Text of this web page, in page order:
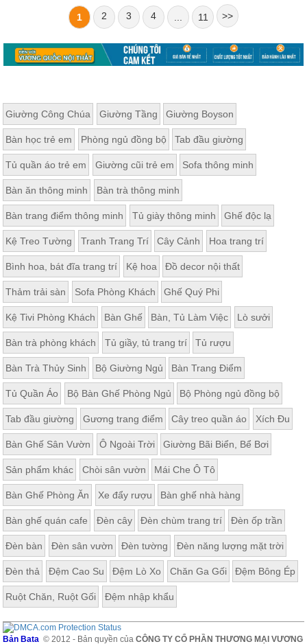
1 2 3 4 11 >>
Giường Công Chúa Giường Tầng Giường Boyson
Bàn học trẻ em Phòng ngủ đồng bộ Tab đầu giường
Tủ quần áo trẻ em Giường cũi trẻ em Sofa thông minh
Bàn ăn thông minh Bàn trà thông minh
Bàn trang điểm thông minh Tủ giày thông minh Ghế độc lạ
Kệ Treo Tường Tranh Trang Trí Cây Cảnh Hoa trang trí
Bình hoa, bát đĩa trang trí Kệ hoa Đồ decor nội thất
Thảm trải sàn Sofa Phòng Khách Ghế Quý Phi
Kệ Tivi Phòng Khách Bàn Ghế Bàn, Tủ Làm Việc Lò sưởi
Bàn trà phòng khách Tủ giầy, tủ trang trí Tủ rượu
Bàn Trà Thủy Sinh Bộ Giường Ngủ Bàn Trang Điểm
Tủ Quần Áo Bộ Bàn Ghế Phòng Ngủ Bộ Phòng ngủ đồng bộ
Tab đầu giường Gương trang điểm Cây treo quần áo Xích Đu
Bàn Ghế Sân Vườn Ô Ngoài Trời Giường Bãi Biển, Bể Bơi
Sản phẩm khác Chòi sân vườn Mái Che Ô Tô
Bàn Ghế Phòng Ăn Xe đẩy rượu Bàn ghế nhà hàng
Bàn ghế quán cafe Đèn cây Đèn chùm trang trí Đèn ốp trần
Đèn bàn Đèn sân vườn Đèn tường Đèn năng lượng mặt trời
Đèn thả Đệm Cao Su Đệm Lò Xo Chăn Ga Gối Đệm Bông Ép
Ruột Chăn, Ruột Gối Đệm nhập khẩu
Bản Bata © 2012 - Bản quyền củaCÔNG TY CỔ PHẦN THƯƠNG MẠI VƯƠNG